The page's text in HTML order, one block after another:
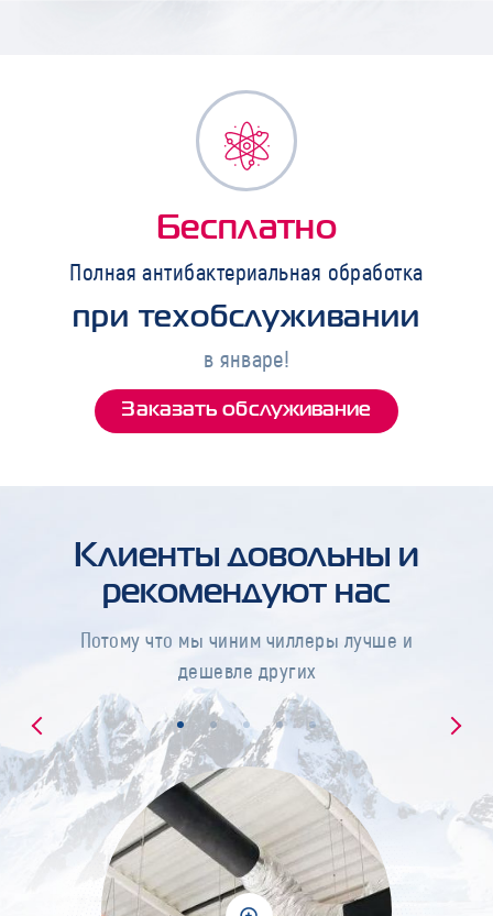
Бесплатно
Полная антибактериальная обработка
при техобслуживании
в январе!
Заказать обслуживание
Клиенты довольны и
рекомендуют нас
Потому что мы чиним чиллеры лучше и
дешевле других